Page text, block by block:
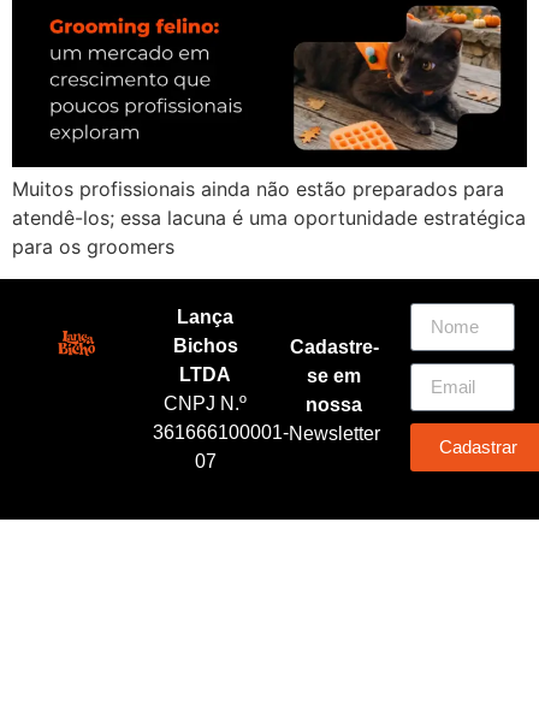
Muitos profissionais ainda não estão preparados para
atendê-los; essa lacuna é uma oportunidade estratégica
para os groomers
Lança
Bichos
LTDA
CNPJ N.º
361666100001-
07
Cadastre-
se em
nossa
Newsletter
Cadastrar